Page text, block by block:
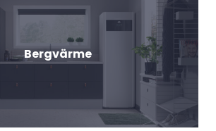
Bergvärme